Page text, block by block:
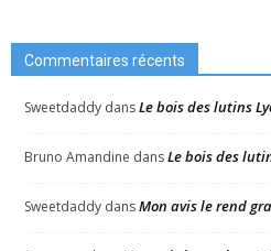
Commentaires récents
Sweetdaddy dansLe bois des lutins
Bruno Amandine dansLe bois des
Sweetdaddy dansMon avis le rend